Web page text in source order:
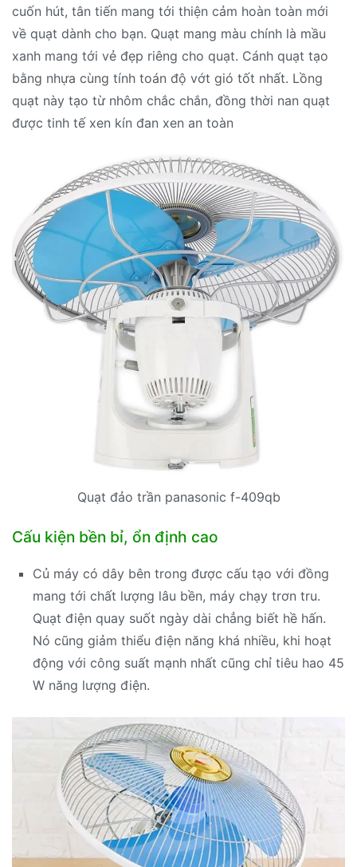
cuốn hút, tân tiến mang tới thiện cảm hoàn toàn mới
về quạt dành cho bạn. Quạt mang màu chính là mầu
xanh mang tới vẻ đẹp riêng cho quạt. Cánh quạt tạo
bằng nhựa cùng tính toán độ vớt gió tốt nhất. Lồng
quạt này tạo từ nhôm chắc chắn, đồng thời nan quạt
được tinh tế xen kín đan xen an toàn
Quạt đảo trần panasonic f-409qb
Cấu kiện bền bỉ, ổn định cao
Củ máy có dây bên trong được cấu tạo với đồng
mang tới chất lượng lâu bền, máy chạy trơn tru.
Quạt điện quay suốt ngày dài chẳng biết hề hấn.
Nó cũng giảm thiểu điện năng khá nhiều, khi hoạt
động với công suất mạnh nhất cũng chỉ tiêu hao 45
W năng lượng điện.